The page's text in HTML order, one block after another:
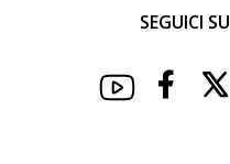
SEGUICI SU